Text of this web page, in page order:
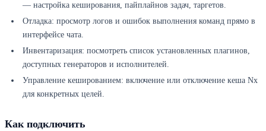
— настройка кеширования, пайплайнов задач, таргетов.
Отладка: просмотр логов и ошибок выполнения команд прямо в
интерфейсе чата.
Инвентаризация: посмотреть список установленных плагинов,
доступных генераторов и исполнителей.
Управление кешированием: включение или отключение кеша Nx
для конкретных целей.
Как подключить